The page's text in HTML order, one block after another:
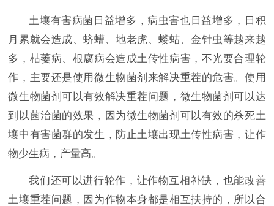
土壤有害病菌日益增多，病虫害也日益增多，日积
月累就会造成、蛴螬、地老虎、蝼蛄、金针虫等越来越
多，枯萎病、根腐病会造成土传性病害，不光要合理轮
作，主要还是使用微生物菌剂来解决重茬的危害。使用
微生物菌剂可以有效解决重茬问题，微生物菌剂可以达
到以菌治菌的效果，因为微生物菌剂可以有效的杀死土
壤中有害菌群的发生，防止土壤出现土传性病害，让作
物少生病，产量高。
我们还可以进行轮作，让作物互相补缺，也能改善
土壤重茬问题，因为作物本身都是相互扶持的，所以合